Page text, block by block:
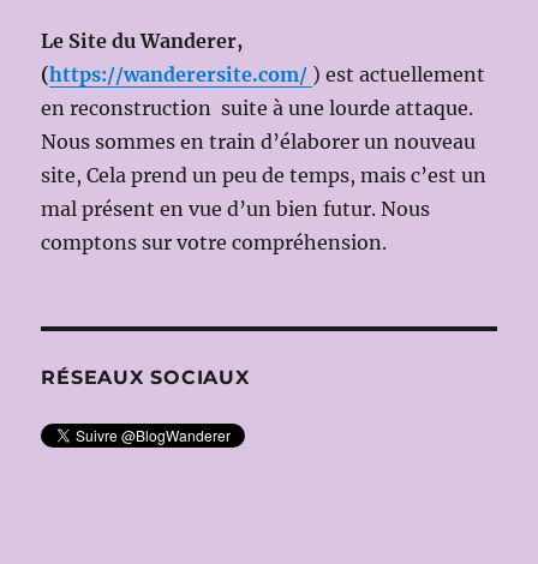
Le Site du Wanderer,
(https://wanderersite.com/ ) est actuellement
en reconstruction suite à une lourde attaque.
Nous sommes en train d’élaborer un nouveau
site, Cela prend un peu de temps, mais c’est un
mal présent en vue d’un bien futur. Nous
comptons sur votre compréhension.
RÉSEAUX SOCIAUX